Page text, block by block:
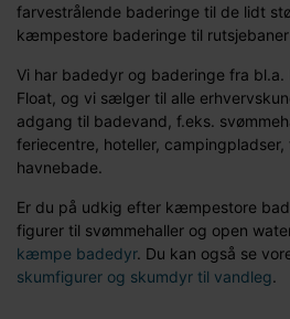
farvestrålende baderinge til de lidt
kæmpestore baderinge til
Vi har badedyr og baderinge fra bl.a.
Float, og vi sælger til alle
adgang til badevand, f.eks.
feriecentre, hoteller,
havnebade.
Er du på udkig efter kæmpestore
figurer til svømmehaller og open
kæmpe badedyr. Du kan også se
skumfigurer og skumdyr til vandleg.